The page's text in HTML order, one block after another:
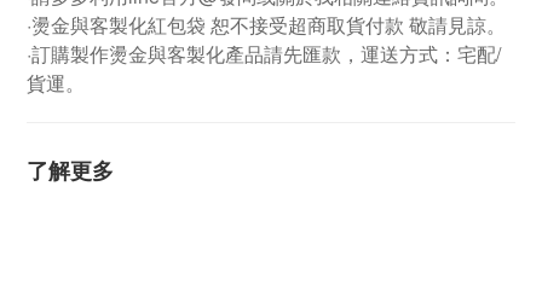
·燙金與客製化紅包袋 恕不接受超商取貨付款 敬請見諒。
·訂購製作燙金與客製化產品請先匯款，運送方式：宅配/
貨運。
了解更多